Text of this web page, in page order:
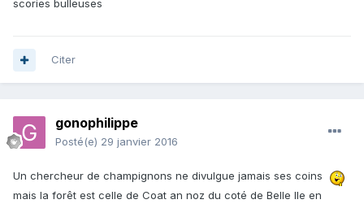
scories bulleuses
Citer
gonophilippe
Posté(e) 29 janvier 2016
Un chercheur de champignons ne divulgue jamais ses coins
mais la forêt est celle de Coat an noz du coté de Belle Ile en